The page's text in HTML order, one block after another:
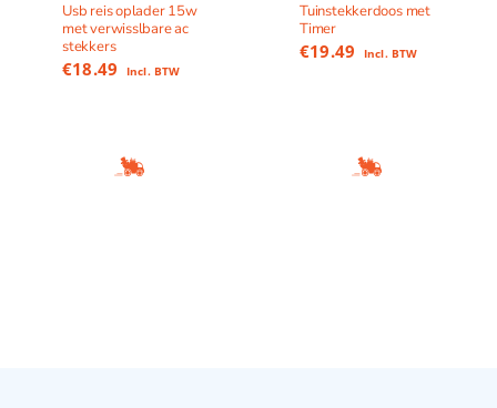
Usb reis oplader 15w
met verwisslbare ac
stekkers
€18.49 Incl. BTW
Tuinstekkerdoos met
Timer
€19.49 Incl. BTW